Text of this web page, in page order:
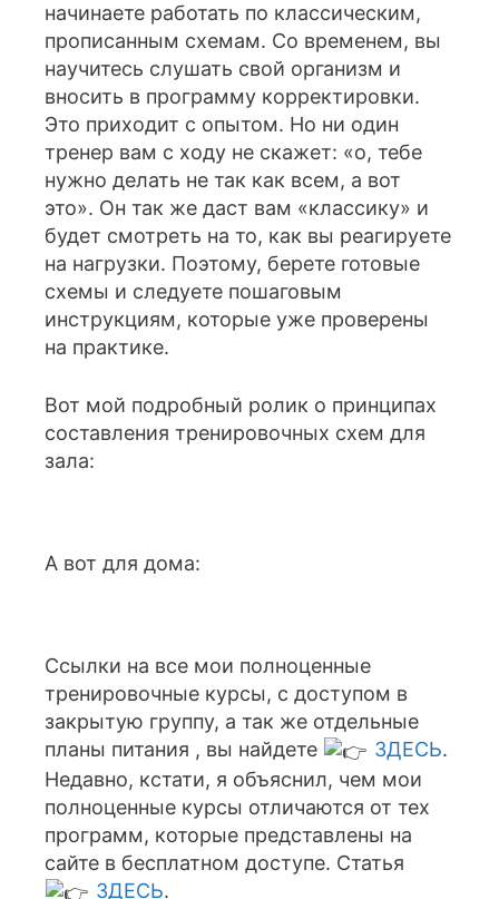
начинаете работать по классическим,
прописанным схемам. Со временем, вы
научитесь слушать свой организм и
вносить в программу корректировки.
Это приходит с опытом. Но ни один
тренер вам с ходу не скажет: «о, тебе
нужно делать не так как всем, а вот
это». Он так же даст вам «классику» и
будет смотреть на то, как вы реагируете
на нагрузки. Поэтому, берете готовые
схемы и следуете пошаговым
инструкциям, которые уже проверены
на практике.
Вот мой подробный ролик о принципах
составления тренировочных схем для
зала:
А вот для дома:
Ссылки на все мои полноценные
тренировочные курсы, с доступом в
закрытую группу, а так же отдельные
планы питания , вы найдете
ЗДЕСЬ.
Недавно, кстати, я объяснил, чем мои
полноценные курсы отличаются от тех
программ, которые представлены на
сайте в бесплатном доступе. Статья
ЗДЕСЬ.